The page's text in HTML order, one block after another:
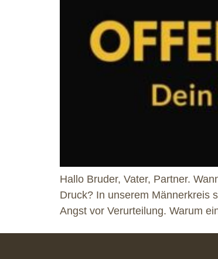
Hallo Bruder, Vater, Partner.
Druck? In unserem Männerkreis
Angst vor Verurteilung. Warum